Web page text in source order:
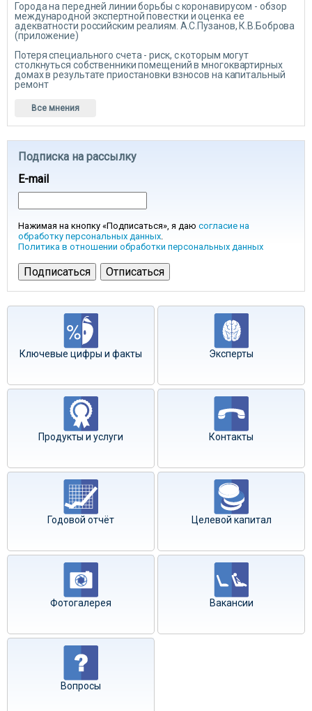
Города на передней линии борьбы с коронавирусом - обзор
международной экспертной повестки и оценка ее
адекватности российским реалиям. А.С.Пузанов, К.В.Боброва
(приложение)
Потеря специального счета - риск, с которым могут
столкнуться собственники помещений в многоквартирных
домах в результате приостановки взносов на капитальный
ремонт
Все мнения
Подписка на рассылку
E-mail
Нажимая на кнопку «Подписаться», я даю согласие на
обработку персональных данных.
Политика в отношении обработки персональных данных
Ключевые цифры и факты Эксперты
Продукты и услуги Контакты
Годовой отчёт Целевой капитал
Фотогалерея Вакансии
Вопросы